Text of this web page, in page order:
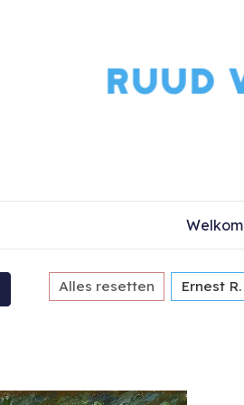
Welkom
Alles resetten Ernest R.